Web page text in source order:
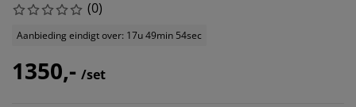
(0)
Aanbieding eindigt over: 17u 49min 54sec
1350,- /set